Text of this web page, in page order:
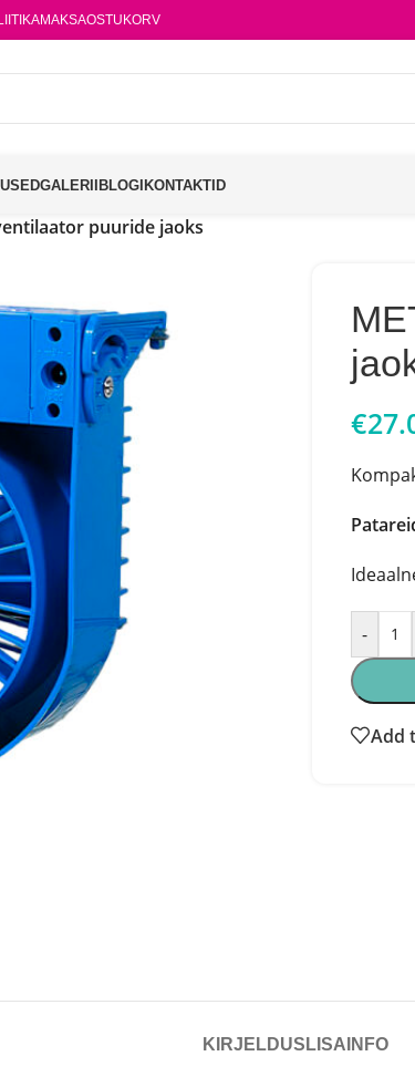
MAKSAOSTUKORV
GALERIIBLOGIKONTAKTID
puuride jaoks
€
-
Add
KIRJELDUS LISAINFO